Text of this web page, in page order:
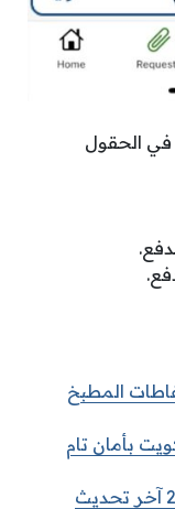
في الحقول
المطبخ
بأمان تام
تحميل تطبيق اوريدو الكويت 2026 آخر تحديث